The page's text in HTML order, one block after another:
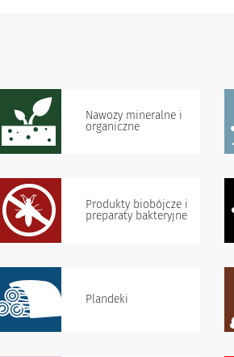
Nawozy mineralne i
organiczne
Produkty biobójcze i
preparaty bakteryjne
Plandeki